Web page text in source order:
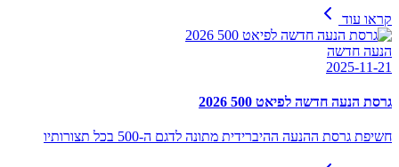
קראו עוד
הנעה חדשה
2025-11-21
גרסת הנעה חדשה לפיאט 500 2026
חשיפת גרסת ההנעה ההיברידית מתונה לדגם ה-500 בכל תצורותיו